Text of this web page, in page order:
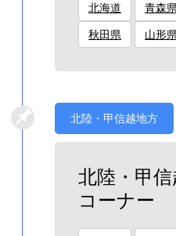
北海道 青森県
秋田県 山形県
北陸・甲信越地方
北陸・甲
コーナー